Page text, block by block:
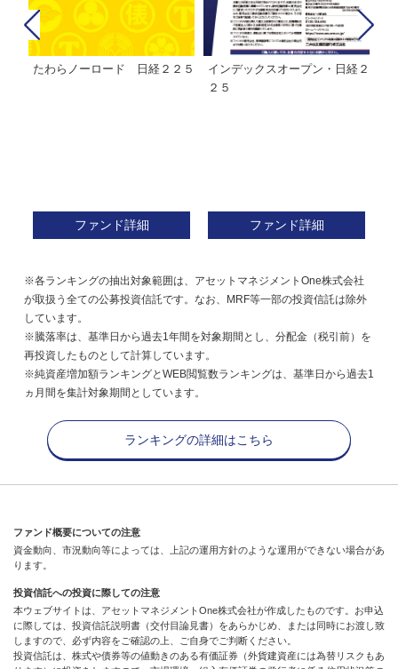
たわらノーロード 日経２２５
ファンド詳細
インデックスオープン・日経２
２５
ファンド詳細
※各ランキングの抽出対象範囲は、アセットマネジメントOne株式会社
が取扱う全ての公募投資信託です。なお、MRF等一部の投資信託は除外
しています。
※騰落率は、基準日から過去1年間を対象期間とし、分配金（税引前）を
再投資したものとして計算しています。
※純資産増加額ランキングとWEB閲覧数ランキングは、基準日から過去1
ヵ月間を集計対象期間としています。
ランキングの詳細はこちら
ファンド概要についての注意
資金動向、市況動向等によっては、上記の運用方針のような運用ができない場合があ
ります。
投資信託への投資に際しての注意
本ウェブサイトは、アセットマネジメントOne株式会社が作成したものです。お申込
に際しては、投資信託説明書（交付目論見書）をあらかじめ、または同時にお渡し致
しますので、必ず内容をご確認の上、ご自身でご判断ください。
投資信託は、株式や債券等の値動きのある有価証券（外貨建資産には為替リスクもあ